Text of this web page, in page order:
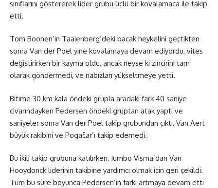
sınıflarını göstererek lider grubu üçlü bir kovalamaca ile takip
etti.
Tom Boonen’in Taaienberg’deki bacak heykelini geçtikten
sonra Van der Poel yine kovalamaya devam ediyordu, vites
değiştirirken bir kayma oldu, ancak neyse ki zincirini tam
olarak göndermedi, ve nabızları yükseltmeye yetti.
Bitime 30 km kala öndeki grupla aradaki fark 40 saniye
civarındayken Pedersen öndeki gruptan atak yaptı ve
saniyeler sonra Van der Poel takip grubundan çıktı, Van Aert
büyük rakibini ve Pogačar’ı takip edemedi.
Bu ikili takip grubuna katılırken, Jumbo Visma’dan Van
Hooydonck liderinin takibine yardımcı olmak için geri çekildi.
Tüm bu süre boyunca Pedersen’in farkı artmaya devam etti